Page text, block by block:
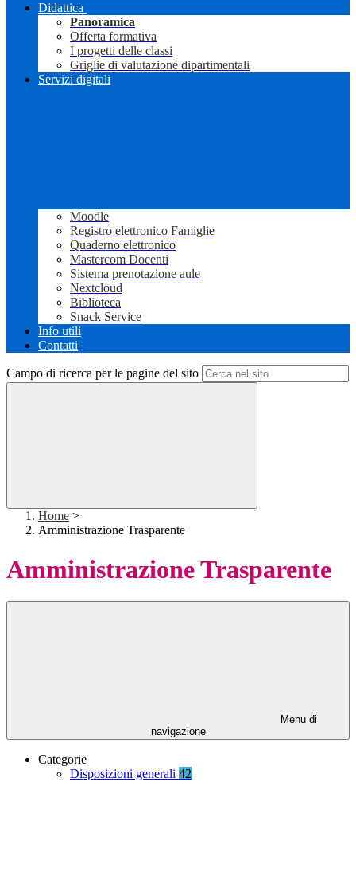
Didattica
Panoramica
Offerta formativa
I progetti delle classi
Griglie di valutazione dipartimentali
Servizi digitali
Moodle
Registro elettronico Famiglie
Quaderno elettronico
Mastercom Docenti
Sistema prenotazione aule
Nextcloud
Biblioteca
Snack Service
Info utili
Contatti
Campo di ricerca per le pagine del sito
Home >
Amministrazione Trasparente
Amministrazione Trasparente
Menu di
navigazione
Categorie
Disposizioni generali 42